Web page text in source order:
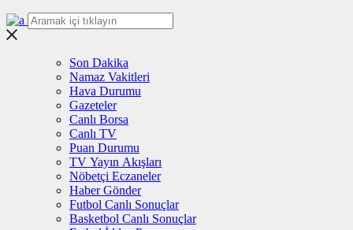
Son Dakika
Namaz Vakitleri
Hava Durumu
Gazeteler
Canlı Borsa
Canlı TV
Puan Durumu
TV Yayın Akışları
Nöbetçi Eczaneler
Haber Gönder
Futbol Canlı Sonuçlar
Basketbol Canlı Sonuçlar